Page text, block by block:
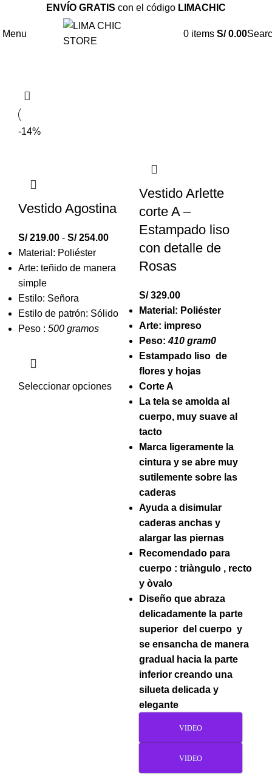
ENVÍO GRATIS con el código LIMACHIC
Menu 0 items S/0.00
-14%
Vestido Agostina
S/219.00 - S/254.00
Material: Poliéster
Arte: teñido de manera
simple
Estilo: Señora
Estilo de patrón: Sólido
Peso : 500 gramos
Seleccionar opciones
Vestido Arlette
corte A –
Estampado liso
con detalle de
Rosas
S/329.00
Material: Poliéster
Arte: impreso
Peso:410 gram0
Estampado liso de
flores y hojas
Corte A
La tela se amolda al
cuerpo, muy suave al
tacto
Marca ligeramente la
cintura y se abre muy
sutilemente sobre las
caderas
Ayuda a disimular
caderas anchas y
alargar las piernas
Recomendado para
cuerpo : triàngulo , recto
y òvalo
Diseño que abraza
delicadamente la parte
superior del cuerpo y
se ensancha de manera
gradual hacia la parte
inferior creando una
silueta delicada y
elegante
VIDEO
VIDEO